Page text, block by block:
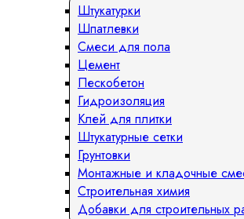
Штукатурки
Шпатлевки
Смеси для пола
Цемент
Пескобетон
Гидроизоляция
Клей для плитки
Штукатурные сетки
Грунтовки
Монтажные и кладочные
Строительная химия
Добавки для строительных